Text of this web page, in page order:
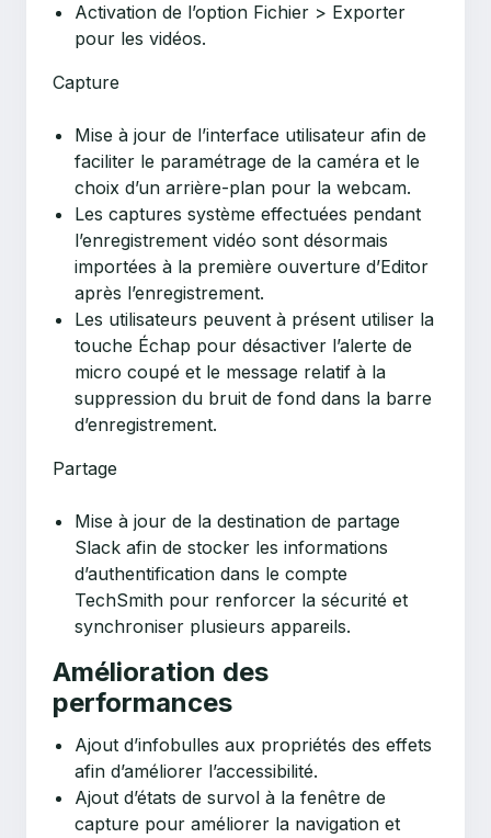
Activation de l’option Fichier > Exporter
pour les vidéos.
Capture
Mise à jour de l’interface utilisateur afin de
faciliter le paramétrage de la caméra et le
choix d’un arrière-plan pour la webcam.
Les captures système effectuées pendant
l’enregistrement vidéo sont désormais
importées à la première ouverture d’Editor
après l’enregistrement.
Les utilisateurs peuvent à présent utiliser la
touche Échap pour désactiver l’alerte de
micro coupé et le message relatif à la
suppression du bruit de fond dans la barre
d’enregistrement.
Partage
Mise à jour de la destination de partage
Slack afin de stocker les informations
d’authentification dans le compte
TechSmith pour renforcer la sécurité et
synchroniser plusieurs appareils.
Amélioration des
performances
Ajout d’infobulles aux propriétés des effets
afin d’améliorer l’accessibilité.
Ajout d’états de survol à la fenêtre de
capture pour améliorer la navigation et